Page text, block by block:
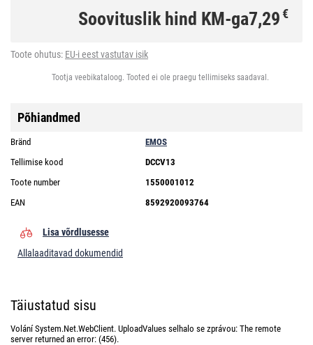
Soovituslik hind KM-ga7,29€
Toote ohutus: EU-i eest vastutav isik
Tootja veebikataloog. Tooted ei ole praegu tellimiseks saadaval.
Põhiandmed
Bränd
EMOS
Tellimise kood
DCCV13
Toote number
1550001012
EAN
8592920093764
Lisa võrdlusesse
Allalaaditavad dokumendid
Täiustatud sisu
Volání System.Net.WebClient. UploadValues selhalo se zprávou: The remote
server returned an error: (456).